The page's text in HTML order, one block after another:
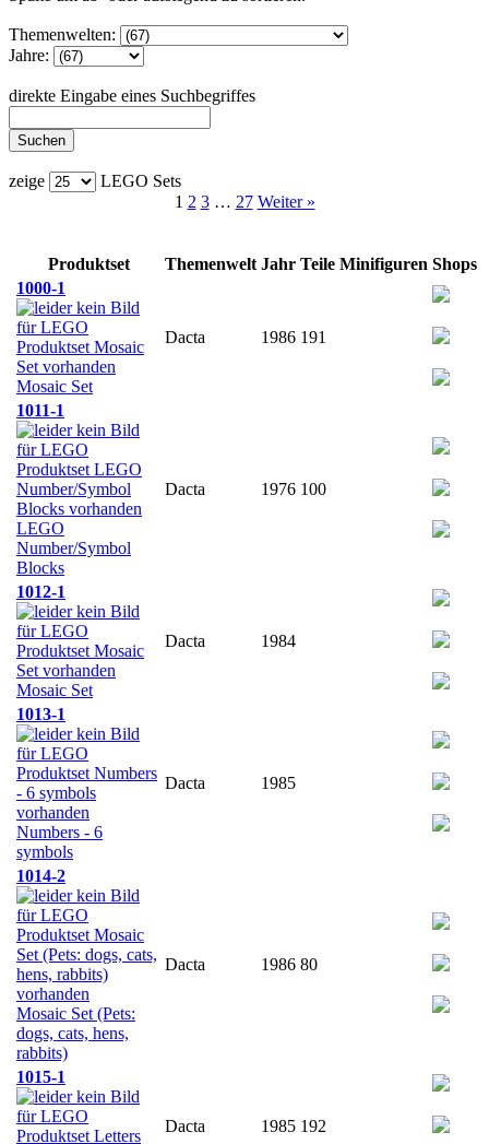
Themenwelten:
Jahre:
direkte Eingabe eines Suchbegriffes
zeige
LEGO Sets
1 2 3 … 27 Weiter »
Produktset Themenwelt Jahr Teile Minifiguren Shops
1000-1
Mosaic Set
Dacta 1986 191
1011-1
LEGO
Number/Symbol
Blocks
Dacta 1976 100
1012-1
Mosaic Set
Dacta 1984
1013-1
Numbers - 6
symbols
Dacta 1985
1014-2
Mosaic Set (Pets:
dogs, cats, hens,
rabbits)
Dacta 1986 80
1015-1
Dacta 1985 192